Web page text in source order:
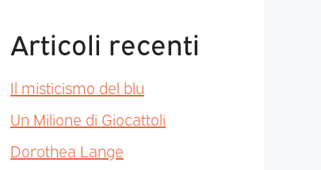
Articoli recenti
Il misticismo del blu
Un Milione di Giocattoli
Dorothea Lange